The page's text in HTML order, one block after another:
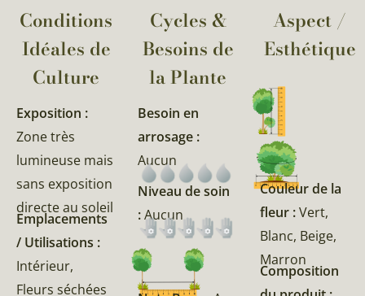
Conditions
Idéales de
Culture
Exposition :
Zone très
lumineuse mais
sans exposition
directe au soleil
Emplacements
/ Utilisations :
Intérieur,
Fleurs séchées
Cycles &
Besoins de
la Plante​
Besoin en
arrosage :
Aucun
Niveau de soin
:Aucun
Aspect /
Esthétique
Couleur de la
fleur :Vert,
Blanc, Beige,
Marron
Composition